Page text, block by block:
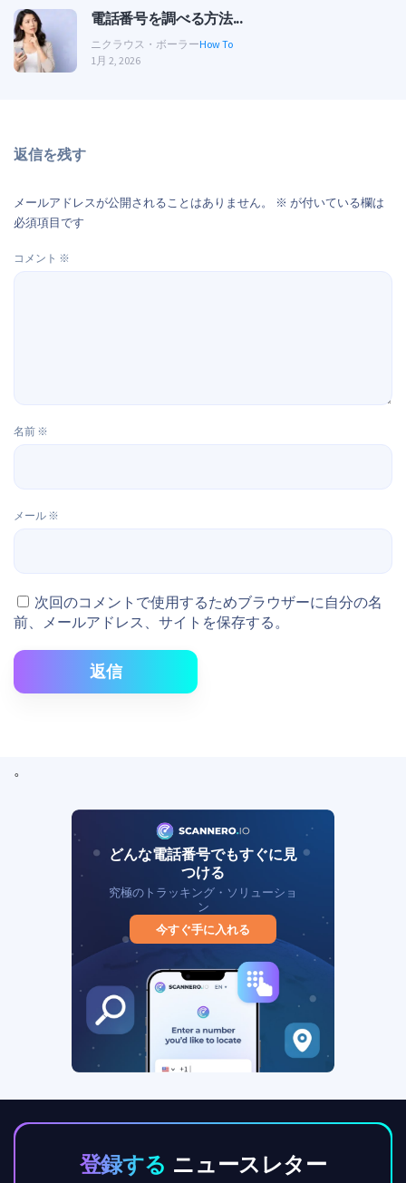
電話番号を調べる方法...
ニクラウス・ボーラーHow To
1月 2, 2026
返信を残す
メールアドレスが公開されることはありません。 ※ が付いている欄は
必須項目です
コメント ※
名前 ※
メール ※
次回のコメントで使用するためブラウザーに自分の名
前、メールアドレス、サイトを保存する。
返信
。
どんな電話番号でもすぐに見
つける
究極のトラッキング・ソリューショ
ン
今すぐ手に入れる
登録する ニュースレター